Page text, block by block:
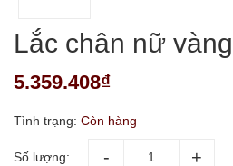
Lắc chân nữ
5.359.408₫
Tình trạng: Còn hàng
Số lượng: